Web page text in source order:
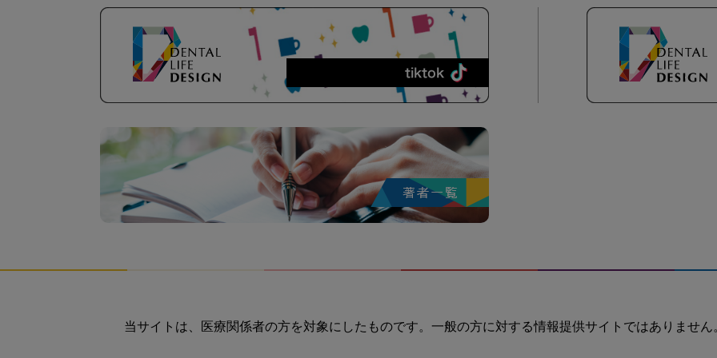
当サイトは、医療関係者の方を対象にしたものです。一般の方に対する情報提供サイトではありません